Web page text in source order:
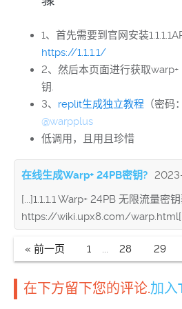
1、首先需要到官网安装
https://1.1.1.1/
2、然后本页面进行获取
钥.
3、 replit生成独立教程 （密码
@warpplus
低调用，且用且珍惜
在线生成Warp+ 24PB密钥?
[...]1.1.1.1 Warp+ 24PB 无限流量密
https://wiki.upx8.com/
« 前一页 1 ... 28 29
在下方留下您的评论.加入